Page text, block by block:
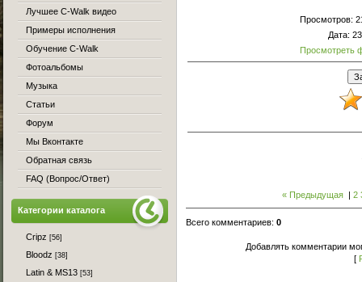
Просмотров:
Дата:
Просмотреть
« Предыдущая 2
Всего комментариев: 0
Добавлять комментарии
[
Лучшее C-Walk видео
Примеры исполнения
Обучение C-Walk
Фотоальбомы
Музыка
Статьи
Форум
Мы Вконтакте
Обратная связь
FAQ (Вопрос/Ответ)
Категории каталога
Cripz [56]
Bloodz [38]
Latin & MS13 [53]